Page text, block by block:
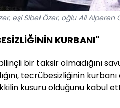
eşi Sibel Özer, oğlu Ali Alperen
KURBANI"
bir taksir olmadığını
tecrübesizliğinin
kusuru olduğunu kabul